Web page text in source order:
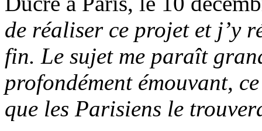
de réaliser ce projet et j’y
fin. Le sujet me paraît
profondément émouvant,
que les Parisiens le